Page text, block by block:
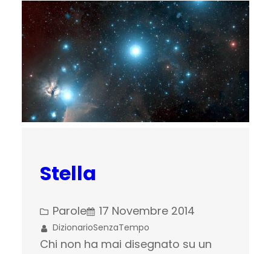
Stella
Parole 17 Novembre 2014
DizionarioSenzaTempo
Chi non ha mai disegnato su un